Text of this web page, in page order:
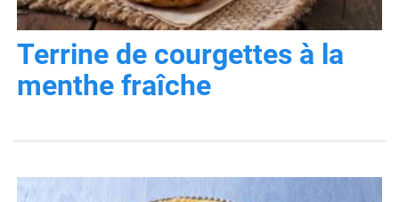
Terrine de courgettes à la
menthe fraîche